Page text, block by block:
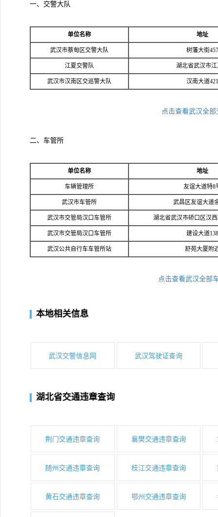
一、交警大队
单位名称 地址
武汉市蔡甸区交警大队 树藩大街457
江夏交警队 湖北省武汉市
武汉市汉南区交巡警大队 汉南大道421
点击查看武汉全
二、车管所
单位名称 地址
车辆管理所 友谊大道特8
武汉市车管所 武昌区友谊大道
武汉市交管局汉口车管所 湖北省武汉市硚口区汉
武汉市交管局汉口车管所 建设大道138
武汉公共自行车车管所站 舒苑大厦附
点击查看武汉全部
本地相关信息
武汉交警信息网 武汉驾驶证查询
湖北省交通违章查询
荆门交通违章查询 襄樊交通违章查询
随州交通违章查询 枝江交通违章查询
黄石交通违章查询 鄂州交通违章查询